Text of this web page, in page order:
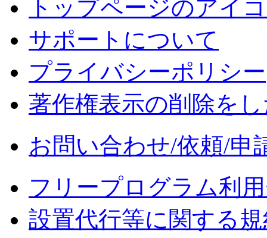
トップページのアイ
サポートについて
プライバシーポリシー
著作権表示の削除を
お問い合わせ/依頼/申
フリープログラム利
設置代行等に関する